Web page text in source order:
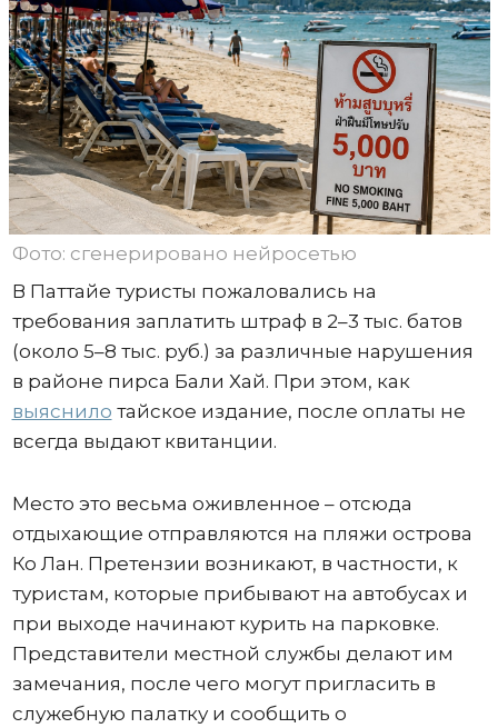
Фото: сгенерировано нейросетью
В Паттайе туристы пожаловались на
требования заплатить штраф в 2–3 тыс. батов
(около 5–8 тыс. руб.) за различные нарушения
в районе пирса Бали Хай. При этом, как
выяснило тайское издание, после оплаты не
всегда выдают квитанции.
Место это весьма оживленное – отсюда
отдыхающие отправляются на пляжи острова
Ко Лан. Претензии возникают, в частности, к
туристам, которые прибывают на автобусах и
при выходе начинают курить на парковке.
Представители местной службы делают им
замечания, после чего могут пригласить в
служебную палатку и сообщить о